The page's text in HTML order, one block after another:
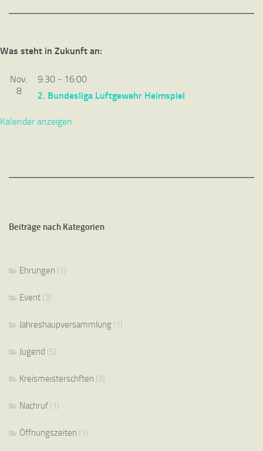
Was steht in Zukunft an:
Nov.
8
9:30 - 16:00
2. Bundesliga Luftgewehr Heimspiel
Kalender anzeigen
Beiträge nach Kategorien
Ehrungen (1)
Event (3)
Jahreshaupversammlung (1)
Jugend (5)
Kreismeisterschften (3)
Nachruf (1)
Öffnungszeiten (1)